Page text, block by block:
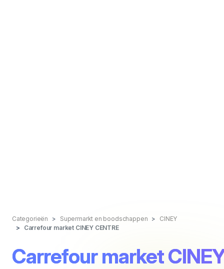
Categorieën Supermarkt en boodschappen
CINEY
Carrefour market CINEY CENTRE
Carrefour market